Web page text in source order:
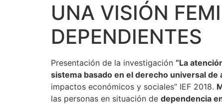
UNA VISIÓN
DEPENDIENTES
Presentación de la investigación “La
sistema basado en el derecho universal
impactos económicos y sociales” IEF 2018.
las personas en situación de dependencia